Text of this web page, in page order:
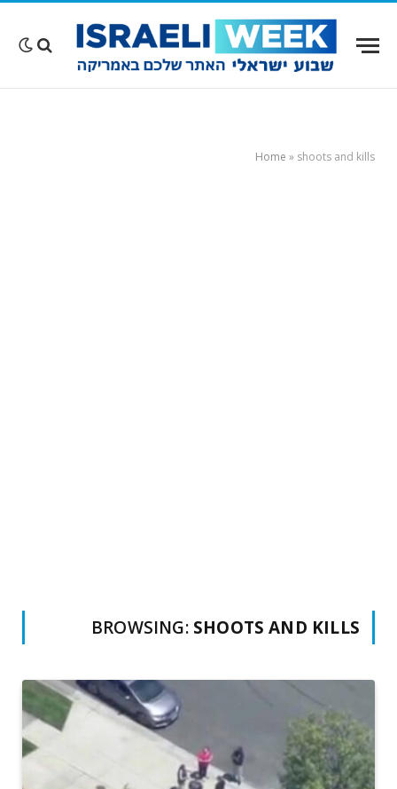
Home » shoots and kills
BROWSING: SHOOTS AND KILLS